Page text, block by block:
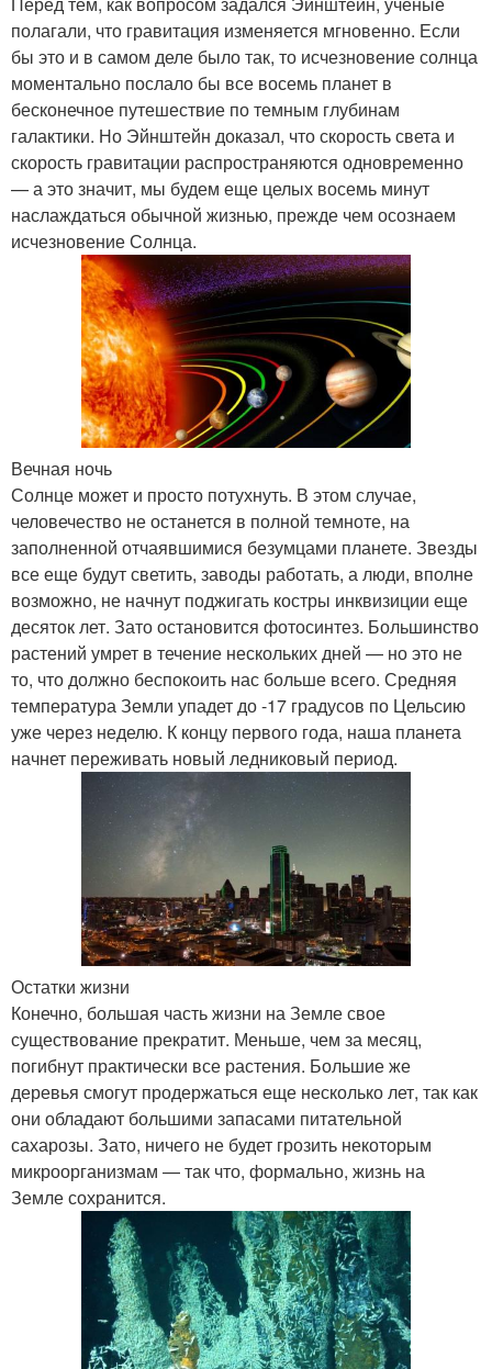
полагали, что гравитация изменяется мгновенно. Если
бы это и в самом деле было так, то исчезновение солнца
моментально послало бы все восемь планет в
бесконечное путешествие по темным глубинам
галактики. Но Эйнштейн доказал, что скорость света и
скорость гравитации распространяются одновременно
— а это значит, мы будем еще целых восемь минут
наслаждаться обычной жизнью, прежде чем осознаем
исчезновение Солнца.
Вечная ночь
Солнце может и просто потухнуть. В этом случае,
человечество не останется в полной темноте, на
заполненной отчаявшимися безумцами планете. Звезды
все еще будут светить, заводы работать, а люди, вполне
возможно, не начнут поджигать костры инквизиции еще
десяток лет. Зато остановится фотосинтез. Большинство
растений умрет в течение нескольких дней — но это не
то, что должно беспокоить нас больше всего. Средняя
температура Земли упадет до -17 градусов по Цельсию
уже через неделю. К концу первого года, наша планета
начнет переживать новый ледниковый период.
Остатки жизни
Конечно, большая часть жизни на Земле свое
существование прекратит. Меньше, чем за месяц,
погибнут практически все растения. Большие же
деревья смогут продержаться еще несколько лет, так как
они обладают большими запасами питательной
сахарозы. Зато, ничего не будет грозить некоторым
микроорганизмам — так что, формально, жизнь на
Земле сохранится.